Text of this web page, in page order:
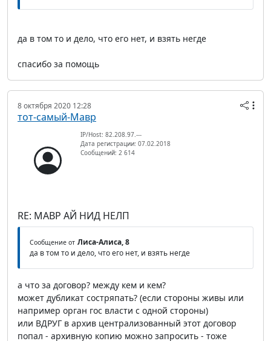
да в том то и дело, что его нет, и взять негде
спасибо за помощь
8 октября 2020 12:28
тот-самый-Мавр
IP/Host: 82.208.97.---
Дата регистрации: 07.02.2018
Сообщений: 2 614
RE: МАВР АЙ НИД НЕЛП
Сообщение от Лиса-Алиса, 8
да в том то и дело, что его нет, и взять негде
а что за договор? между кем и кем?
может дубликат состряпать? (если стороны живы или
например орган гос власти с одной стороны)
или ВДРУГ в архив централизованный этот договор
попал - архивную копию можно запросить - тоже